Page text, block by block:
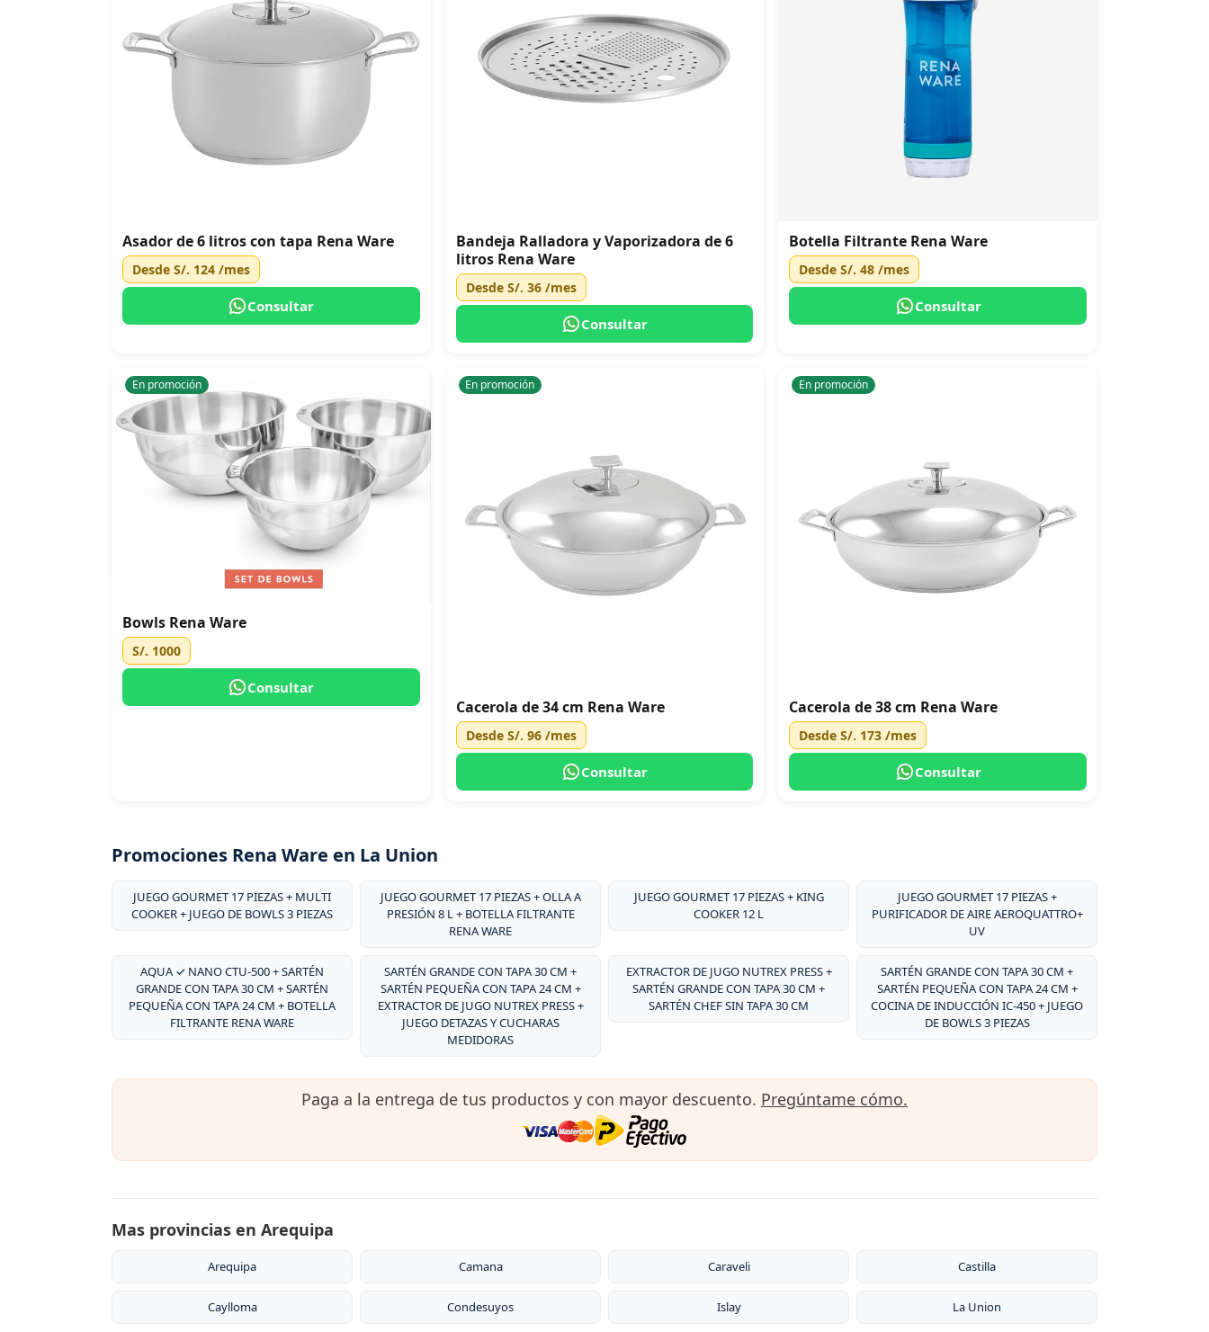
Asador de 6 litros con tapa Rena Ware
Desde S/. 124 /mes
Consultar
Bandeja Ralladora y Vaporizadora de 6
litros Rena Ware
Desde S/. 36/mes
Consultar
Botella Filtrante Rena Ware
DesdeS/. 48 /mes
Consultar
En promoción
Bowls Rena Ware
S/. 1000
Consultar
En promoción
Cacerola de 34 cm Rena Ware
Desde S/. 96/mes
Consultar
En promoción
Cacerola de 38 cm Rena Ware
DesdeS/. 173 /mes
Consultar
Promociones Rena Ware en La Union
JUEGO GOURMET 17 PIEZAS + MULTI
COOKER + JUEGO DE BOWLS 3 PIEZAS
JUEGO GOURMET 17 PIEZAS + OLLA A
PRESIÓN 8 L + BOTELLA FILTRANTE
RENA WARE
JUEGO GOURMET 17 PIEZAS + KING
COOKER 12 L
JUEGO GOURMET 17 PIEZAS +
PURIFICADOR DE AIRE AEROQUATTRO+
UV
AQUA ✓ NANO CTU-500 + SARTÉN
GRANDE CON TAPA 30 CM + SARTÉN
PEQUEÑA CON TAPA 24 CM + BOTELLA
FILTRANTE RENA WARE
SARTÉN GRANDE CON TAPA 30 CM +
SARTÉN PEQUEÑA CON TAPA 24 CM +
EXTRACTOR DE JUGO NUTREX PRESS +
JUEGO DETAZAS Y CUCHARAS
MEDIDORAS
EXTRACTOR DE JUGO NUTREX PRESS +
SARTÉN GRANDE CON TAPA 30 CM +
SARTÉN CHEF SIN TAPA 30 CM
SARTÉN GRANDE CON TAPA 30 CM +
SARTÉN PEQUEÑA CON TAPA 24 CM +
COCINA DE INDUCCIÓN IC-450 + JUEGO
DE BOWLS 3 PIEZAS
Paga a la entrega de tus productos y con mayor descuento. Pregúntame cómo.
Mas provincias en Arequipa
Arequipa Camana Caraveli Castilla
Caylloma Condesuyos Islay La Union